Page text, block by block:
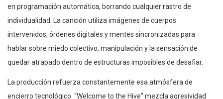
en programación automática, borrando cualquier rastro de
individualidad. La canción utiliza imágenes de cuerpos
intervenidos, órdenes digitales y mentes sincronizadas para
hablar sobre miedo colectivo, manipulación y la sensación de
quedar atrapado dentro de estructuras imposibles de desafiar.
La producción refuerza constantemente esa atmósfera de
encierro tecnológico. “Welcome to the Hive” mezcla agresividad